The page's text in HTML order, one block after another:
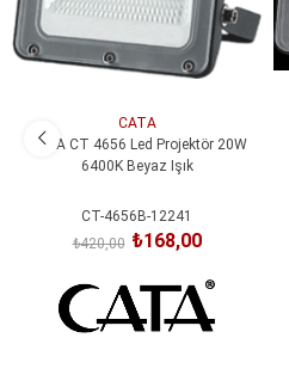
CATA
CATA CT 4656 Led Projektör 20W
6400K Beyaz Işık
CT-4656B-12241
₺168,00
₺420,00